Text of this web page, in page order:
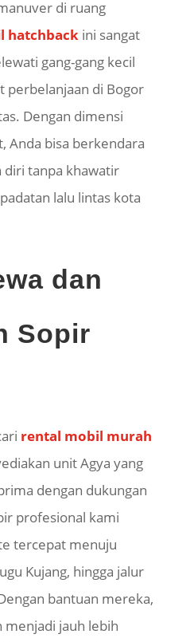
di ruang
hatchbackini sangat
gang-gang kecil
perbelanjaan di Bogor
Dengan dimensi
Anda bisa berkendara
diri tanpa khawatir
lalu lintas kota
dan
Sopir
rental mobil murah
unit Agya yang
dengan dukungan
profesional kami
tercepat menuju
Kujang, hingga jalur
bantuan mereka,
menjadi jauh lebih